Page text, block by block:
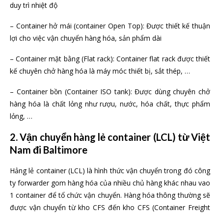
duy trì nhiệt độ
– Container hở mái (container Open Top): Được thiết kế thuận
lợi cho việc vận chuyển hàng hóa, sản phẩm dài
– Container mặt bằng (Flat rack): Container flat rack được thiết
kế chuyên chở hàng hóa là máy móc thiết bị, sắt thép, …
– Container bồn (Container ISO tank): Được dùng chuyên chở
hàng hóa là chất lỏng như rượu, nước, hóa chất, thực phẩm
lỏng, …
2. Vận chuyển hàng lẻ container (LCL) từ Việt
Nam đi Baltimore
Hảng lẻ container (LCL) là hình thức vận chuyển trong đó công
ty forwarder gom hàng hóa của nhiều chủ hàng khác nhau vao
1 container để tổ chức vận chuyển. Hàng hóa thông thường sẽ
được vận chuyển từ kho CFS đến kho CFS (Container Freight